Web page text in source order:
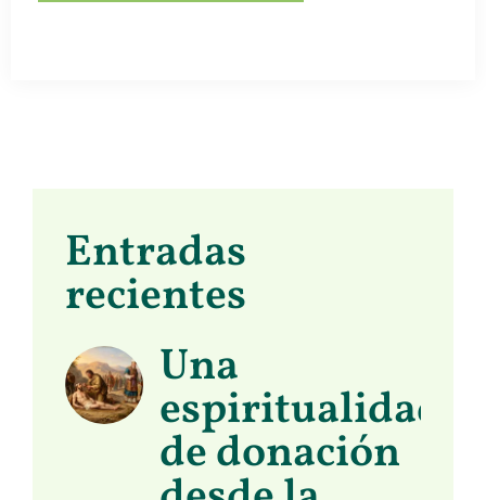
Entradas
recientes
Una
espiritualidad
de donación